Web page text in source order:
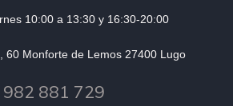
10:00 a 13:30 y 16:30-20:00
60 Monforte de Lemos 27400 Lugo
982 881 729